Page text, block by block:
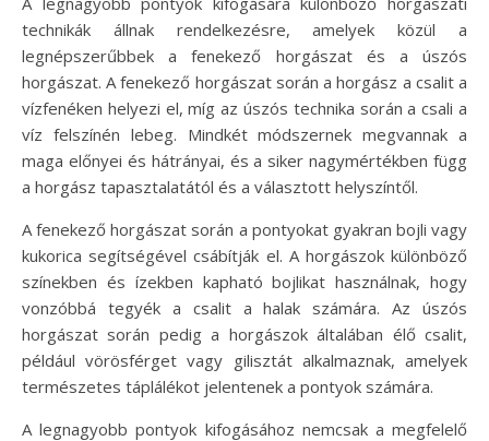
technikák állnak rendelkezésre, amelyek közül a
legnépszerűbbek a fenekező horgászat és a úszós
horgászat. A fenekező horgászat során a horgász a csalit a
vízfenéken helyezi el, míg az úszós technika során a csali a
víz felszínén lebeg. Mindkét módszernek megvannak a
maga előnyei és hátrányai, és a siker nagymértékben függ
a horgász tapasztalatától és a választott helyszíntől.
A fenekező horgászat során a pontyokat gyakran bojli vagy
kukorica segítségével csábítják el. A horgászok különböző
színekben és ízekben kapható bojlikat használnak, hogy
vonzóbbá tegyék a csalit a halak számára. Az úszós
horgászat során pedig a horgászok általában élő csalit,
például vörösférget vagy gilisztát alkalmaznak, amelyek
természetes táplálékot jelentenek a pontyok számára.
A legnagyobb pontyok kifogásához nemcsak a megfelelő